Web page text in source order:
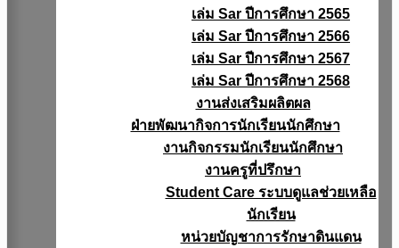
เล่ม Sar ปีการศึกษา 2565
เล่ม Sar ปีการศึกษา 2566
เล่ม Sar ปีการศึกษา 2567
เล่ม Sar ปีการศึกษา 2568
งานส่งเสริมผลิตผล
ฝ่ายพัฒนากิจการนักเรียนนักศึกษา
งานกิจกรรมนักเรียนนักศึกษา
งานครูที่ปรึกษา
Student Care ระบบดูแลช่วยเหลือ
นักเรียน
หน่วยบัญชาการรักษาดินแดน